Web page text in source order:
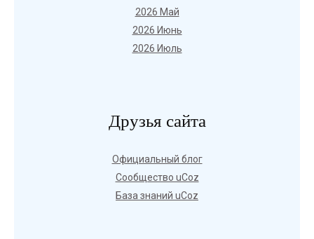
2026 Май
2026 Июнь
2026 Июль
Друзья сайта
Официальный блог
Сообщество uCoz
База знаний uCoz